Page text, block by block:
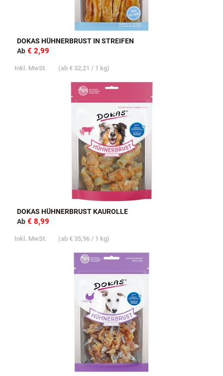
DOKAS HÜHNERBRUST IN STREIFEN
Ab € 2,99
Inkl. MwSt. (ab € 32,21 / 1 kg)
DOKAS HÜHNERBRUST KAUROLLE
Ab € 8,99
Inkl. MwSt. (ab € 35,96 / 1 kg)